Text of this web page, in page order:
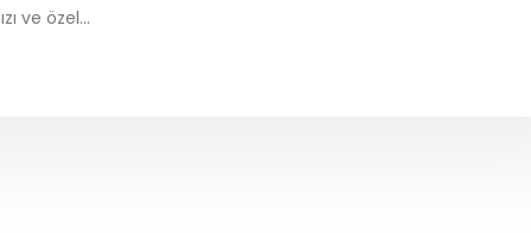
ve özel...